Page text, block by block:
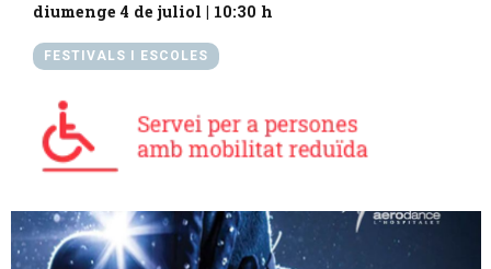
diumenge 4 de juliol | 10:30 h
FESTIVALS I ESCOLES